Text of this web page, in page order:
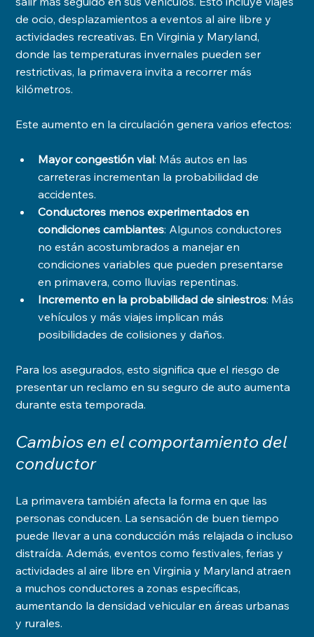
de ocio, desplazamientos a eventos al aire libre y
actividades recreativas. En Virginia y Maryland,
donde las temperaturas invernales pueden ser
restrictivas, la primavera invita a recorrer más
kilómetros.
Este aumento en la circulación genera varios efectos:
Mayor congestión vial: Más autos en las
carreteras incrementan la probabilidad de
accidentes.
Conductores menos experimentados en
condiciones cambiantes: Algunos conductores
no están acostumbrados a manejar en
condiciones variables que pueden presentarse
en primavera, como lluvias repentinas.
Incremento en la probabilidad de siniestros: Más
vehículos y más viajes implican más
posibilidades de colisiones y daños.
Para los asegurados, esto significa que el riesgo de
presentar un reclamo en su seguro de auto aumenta
durante esta temporada.
Cambios en el comportamiento del
conductor
La primavera también afecta la forma en que las
personas conducen. La sensación de buen tiempo
puede llevar a una conducción más relajada o incluso
distraída. Además, eventos como festivales, ferias y
actividades al aire libre en Virginia y Maryland atraen
a muchos conductores a zonas específicas,
aumentando la densidad vehicular en áreas urbanas
y rurales.